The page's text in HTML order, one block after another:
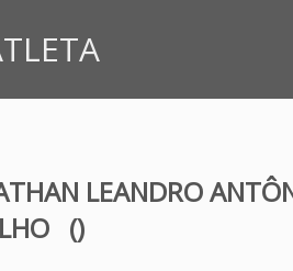
LEANDRO
()